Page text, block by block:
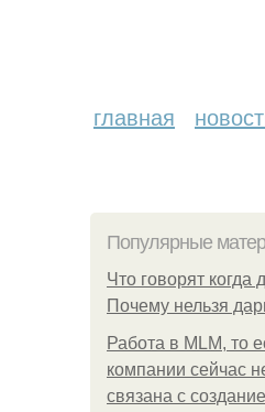
главная
Популярные
Что говорят когда
Почему нельзя
Работа в MLM, то
компании сейчас
связана с